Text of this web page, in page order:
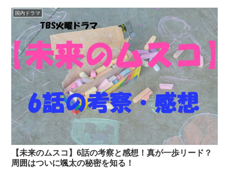
国内ドラマ
【未来のムスコ】6話の考察と感想！真が一歩リード？
周囲はついに颯太の秘密を知る！